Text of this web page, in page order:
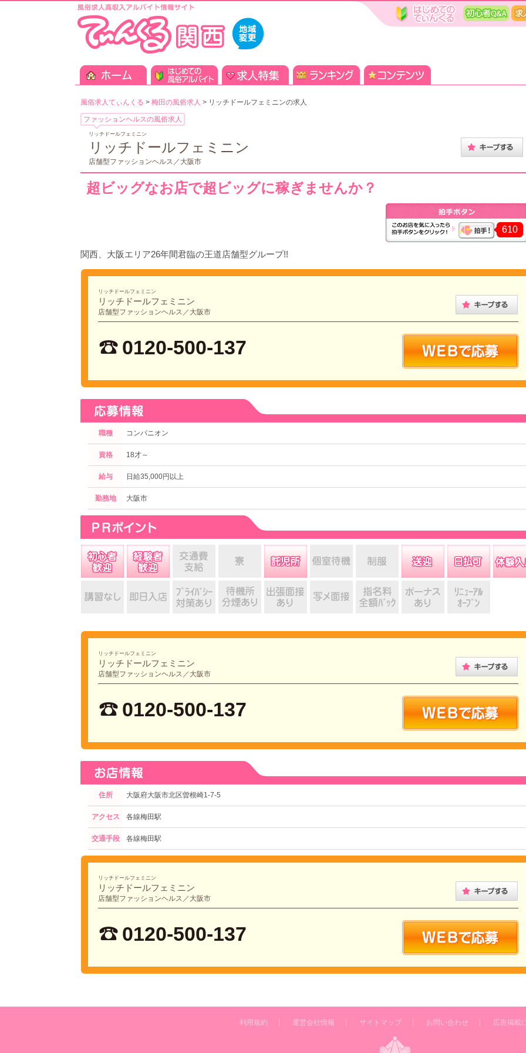
風俗求人てぃんくる > 梅田の風俗求人 > リッチドールフェミニンの求人
ファッションヘルスの風俗求人
リッチドールフェミニン
リッチドールフェミニン
店舗型ファッションヘルス／大阪市
超ビッグなお店で超ビッグに稼ぎませんか？
610
関西、大阪エリア26年間君臨の王道店舗型グループ!!
リッチドールフェミニン
リッチドールフェミニン
店舗型ファッションヘルス／大阪市
0120-500-137
職種 コンパニオン
資格 18才～
給与 日給35,000円以上
勤務地 大阪市
リッチドールフェミニン
リッチドールフェミニン
店舗型ファッションヘルス／大阪市
0120-500-137
住所 大阪府大阪市北区曽根崎1-7-5
アクセス 各線梅田駅
交通手段 各線梅田駅
リッチドールフェミニン
リッチドールフェミニン
店舗型ファッションヘルス／大阪市
0120-500-137
利用規約 運営会社情報 サイトマップ お問い合わせ 広告掲載